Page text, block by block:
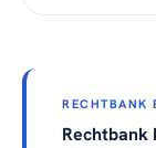
RECHTBANK
Rechtbank